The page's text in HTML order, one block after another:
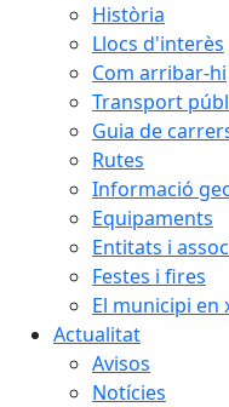
Història
Llocs d'interès
Com arribar-hi
Transport
Guia de
Rutes
Informació
Equipaments
Entitats i
Festes i fires
El municipi en
Actualitat
Avisos
Notícies